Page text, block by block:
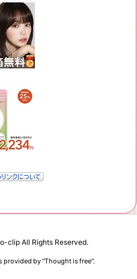
clipAll Rights Reserved.
provided by "Thought is free".